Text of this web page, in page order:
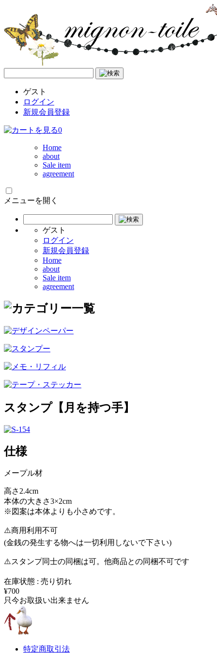
ゲスト
ログイン
新規会員登録
0
Home
about
Sale item
agreement
メニューを開く
ゲスト
ログイン
新規会員登録
Home
about
Sale item
agreement
スタンプ【月を持つ手】
仕様
メープル材
高さ2.4cm
本体の大きさ3×2cm
※図案は本体よりも小さめです。
⚠️商用利用不可
(金銭の発生する物へは一切利用しないで下さい)
⚠️スタンプ同士の同梱は可。他商品との同梱不可です
在庫状態 : 売り切れ
¥700
只今お取扱い出来ません
特定商取引法